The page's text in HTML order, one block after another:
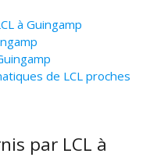
à Guingamp
de LCL proches
par LCL à